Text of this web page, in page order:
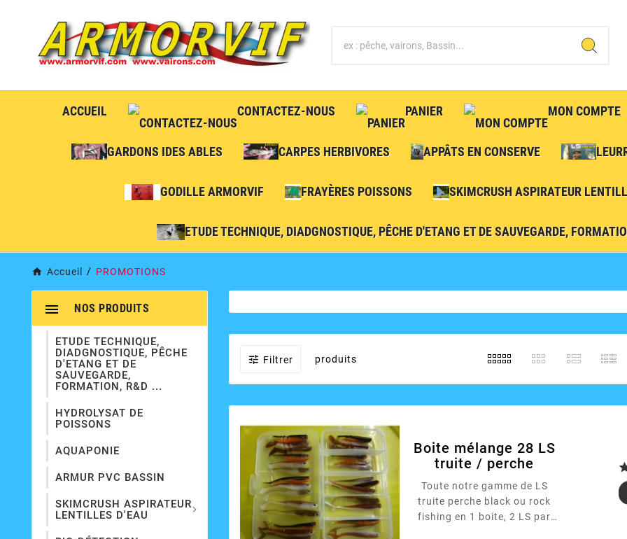
ACCUEIL CONTACTEZ-NOUS PANIER MON COMPTE
GARDONS IDES ABLES CARPES HERBIVORES APPÂTS EN CONSERVE
GODILLE ARMORVIF FRAYÈRES POISSONS SKIMCRUSH ASPIRATEUR
ETUDE TECHNIQUE, DIADGNOSTIQUE, PÊCHE D'ETANG ET DE SAUVEGARDE,
Accueil PROMOTIONS
NOS PRODUITS

ETUDE TECHNIQUE,
DIADGNOSTIQUE, PÊCHE
D'ETANG ET DE
SAUVEGARDE,
FORMATION, R&D ...
HYDROLYSAT DE
POISSONS
AQUAPONIE
ARMUR PVC BASSIN
SKIMCRUSH ASPIRATEUR
LENTILLES D'EAU

 Filtrer produits
Boite mélange 28 LS
truite / perche
Toute notre gamme de LS
truite perche black ou rock
fishing en 1 boite, 2 LS par